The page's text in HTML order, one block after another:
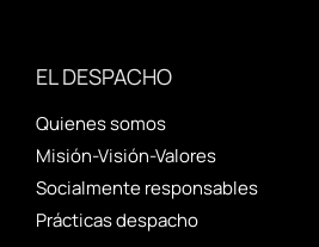
EL DESPACHO
Quienes somos
Misión-Visión-Valores
Socialmente responsables
Prácticas despacho